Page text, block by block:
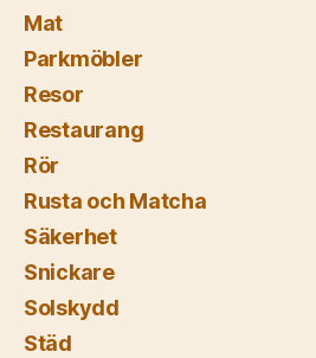
Mat
Parkmöbler
Resor
Restaurang
Rör
Rusta och Matcha
Säkerhet
Snickare
Solskydd
Städ